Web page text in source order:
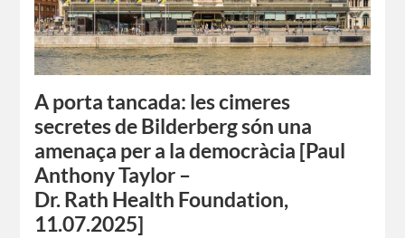
A porta tancada: les cimeres
secretes de Bilderberg són una
amenaça per a la democràcia [Paul
Anthony Taylor –
Dr. Rath Health Foundation,
11.07.2025]